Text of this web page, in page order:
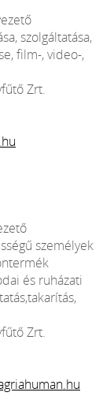
szolgáltatása,
film-, video-,
Zrt.
személyek
és ruházati
Zrt.